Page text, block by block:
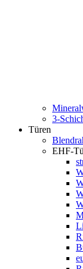
3-
Türen
EHF-